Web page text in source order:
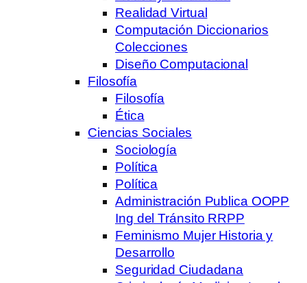
Realidad Virtual
Computación Diccionarios
Colecciones
Diseño Computacional
Filosofía
Filosofía
Ética
Ciencias Sociales
Sociología
Política
Política
Administración Publica OOPP
Ing del Tránsito RRPP
Feminismo Mujer Historia y
Desarrollo
Seguridad Ciudadana